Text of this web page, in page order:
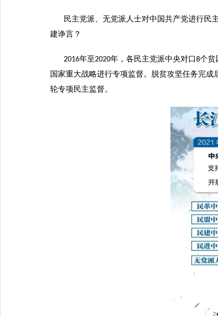
民主党派、无党派人士对中国共产党进行民
建诤言？
2016年至2020年，各民主党派中央对口8个贫
国家重大战略进行专项监督。脱贫攻坚任务完成
轮专项民主监督。